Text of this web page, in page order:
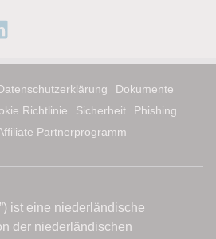
Dokumente
Richtlinie Sicherheit
Phishing
Partnerprogramm